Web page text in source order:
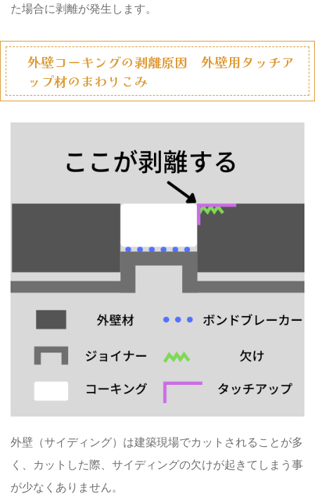
た場合に剥離が発生します。
外壁コーキングの剥離原因 外壁用タッチア
ップ材のまわりこみ
外壁（サイディング）は建築現場でカットされることが多
く、カットした際、サイディングの欠けが起きてしまう事
が少なくありません。